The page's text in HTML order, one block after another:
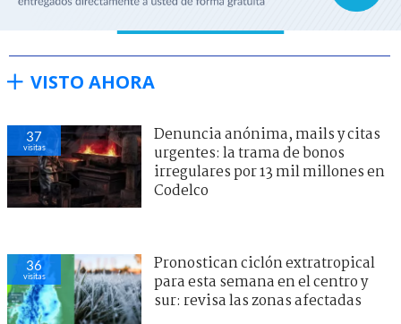
VISTO AHORA
37
visitas
Denuncia anónima, mails y citas
urgentes: la trama de bonos
irregulares por 13 mil millones en
Codelco
36
visitas
Pronostican ciclón extratropical
para esta semana en el centro y
sur: revisa las zonas afectadas